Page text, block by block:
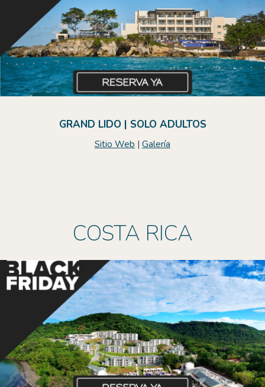
GRAND LIDO | SOLO ADULTOS
Sitio Web | Galería
COSTA RICA